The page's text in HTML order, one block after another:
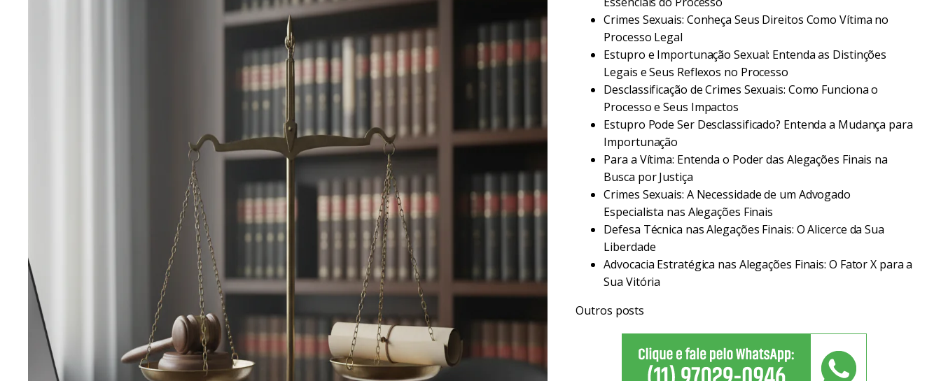
Crimes Sexuais: Conheça Seus Direitos Como Vítima no
Processo Legal
Estupro e Importunação Sexual: Entenda as Distinções
Legais e Seus Reflexos no Processo
Desclassificação de Crimes Sexuais: Como Funciona o
Processo e Seus Impactos
Estupro Pode Ser Desclassificado? Entenda a Mudança para
Importunação
Para a Vítima: Entenda o Poder das Alegações Finais na
Busca por Justiça
Crimes Sexuais: A Necessidade de um Advogado
Especialista nas Alegações Finais
Defesa Técnica nas Alegações Finais: O Alicerce da Sua
Liberdade
Advocacia Estratégica nas Alegações Finais: O Fator X para a
Sua Vitória
Outros posts